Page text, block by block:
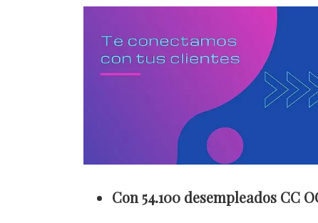
Con 54.100 desempleados CC